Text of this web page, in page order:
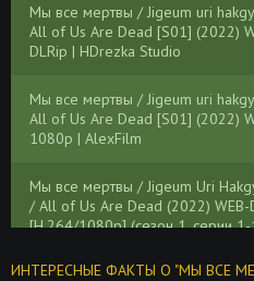
Мы все мертвы / Jigeum uri
All of Us Are Dead [S01] (2022)
DLRip | HDrezka Studio
Мы все мертвы / Jigeum uri
All of Us Are Dead [S01] (2022)
1080p | AlexFilm
Мы все мертвы / Jigeum Uri
/ All of Us Are Dead (2022) WEB-
[H.264/1080p] (сезон 1, серии 1-
ИНТЕРЕСНЫЕ ФАКТЫ О "МЫ ВСЕ